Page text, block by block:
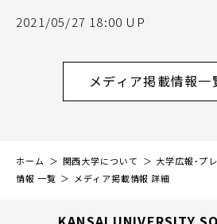
2021/05/27 18:00 UP
メディア掲載情報一
ホーム 関西大学について 大学広報・プ
情報 一覧
メディア掲載情報 詳細